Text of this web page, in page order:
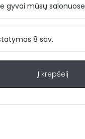
gyvai mūsų salonuose
8 sav.
Į krepšelį